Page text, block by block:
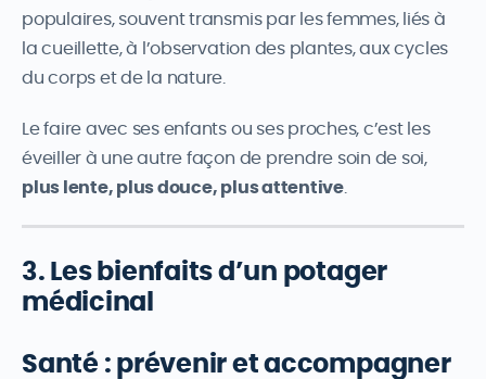
populaires, souvent transmis par les femmes, liés à
la cueillette, à l’observation des plantes, aux cycles
du corps et de la nature.
Le faire avec ses enfants ou ses proches, c’est les
éveiller à une autre façon de prendre soin de soi,
plus lente, plus douce, plus attentive.
3. Les bienfaits d’un potager
médicinal
Santé : prévenir et accompagner